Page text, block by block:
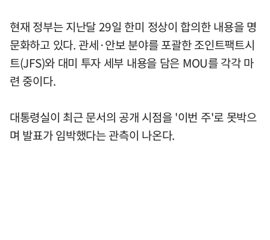
현재 정부는 지난달 29일 한미 정상이 합의한 내용을 명
문화하고 있다. 관세·안보 분야를 포괄한 조인트팩트시
트(JFS)와 대미 투자 세부 내용을 담은 MOU를 각각 마
련 중이다.
대통령실이 최근 문서의 공개 시점을 '이번 주'로 못박으
며 발표가 임박했다는 관측이 나온다.